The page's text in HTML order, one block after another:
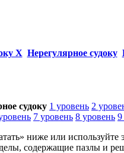
Х Нерегулярное судоку
судоку 1 уровень 2
7 уровень 8 уровень 9
ниже или используйте
содержащие пазлы и